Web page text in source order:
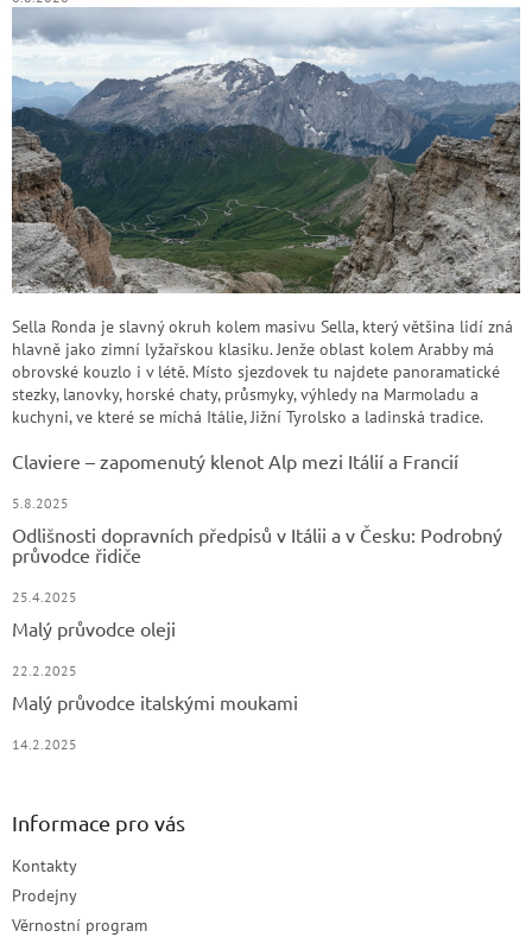
Sella Ronda je slavný okruh kolem masivu Sella, který většina lidí zná
hlavně jako zimní lyžařskou klasiku. Jenže oblast kolem Arabby má
obrovské kouzlo i v létě. Místo sjezdovek tu najdete panoramatické
stezky, lanovky, horské chaty, průsmyky, výhledy na Marmoladu a
kuchyni, ve které se míchá Itálie, Jižní Tyrolsko a ladinská tradice.
Claviere – zapomenutý klenot Alp mezi Itálií a Francií
5.8.2025
Odlišnosti dopravních předpisů v Itálii a v Česku: Podrobný
průvodce řidiče
25.4.2025
Malý průvodce oleji
22.2.2025
Malý průvodce italskými moukami
14.2.2025
Informace pro vás
Kontakty
Prodejny
Věrnostní program